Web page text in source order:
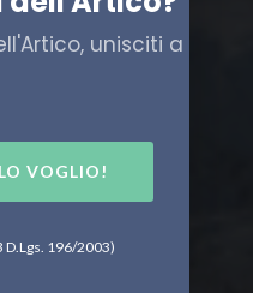
unisciti a
VOGLIO!
196/2003)